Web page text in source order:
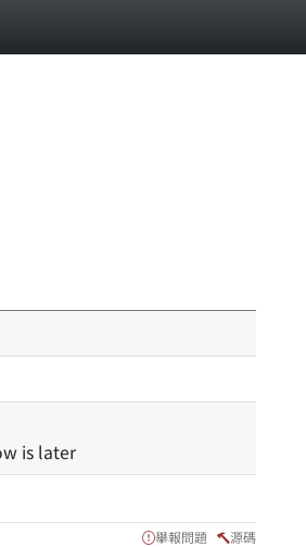
is later
舉報問題 源碼